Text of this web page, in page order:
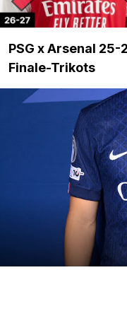
PSG x Arsenal
Finale-Trikots